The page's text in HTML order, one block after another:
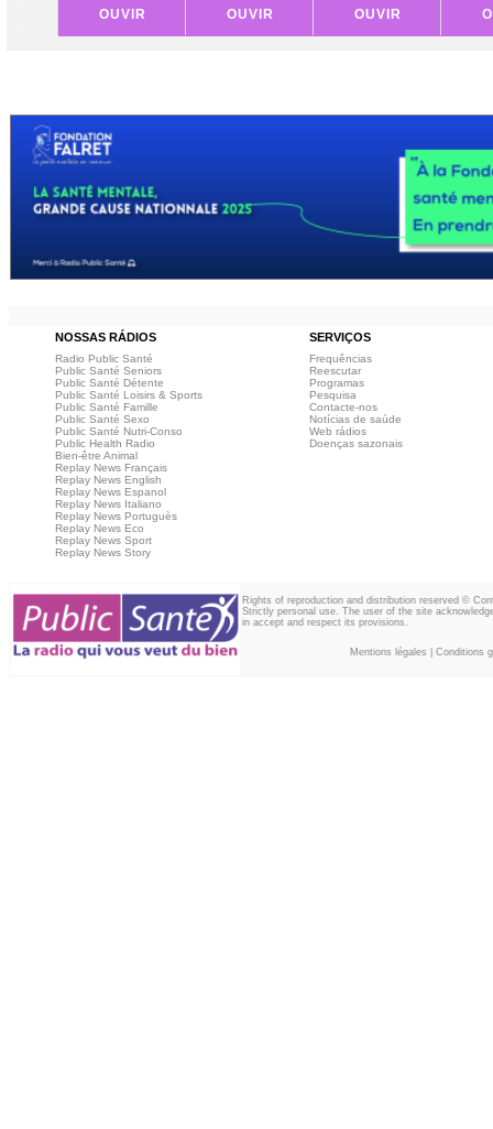
OUVIR OUVIR OUVIR
NOSSAS RÁDIOS SERVIÇOS
Radio Public Santé
Public Santé Seniors
Public Santé Détente
Public Santé Loisirs & Sports
Public Santé Famille
Public Santé Sexo
Public Santé Nutri-Conso
Public Health Radio
Bien-être Animal
Replay News Français
Replay News English
Replay News Espanol
Replay News Italiano
Replay News Portuguès
Replay News Eco
Replay News Sport
Replay News Story
Frequências
Reescutar
Programas
Pesquisa
Contacte-nos
Notícias de saúde
Web rádios
Doenças sazonais
Rights of reproduction and distribution reserved ©
Strictly personal use. The user of the site
in accept and respect its provisions.
Mentions légales Conditions